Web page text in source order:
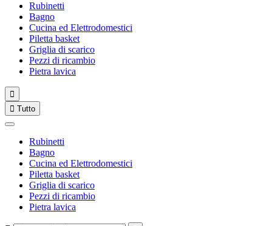
Rubinetti
Bagno
Cucina ed Elettrodomestici
Piletta basket
Griglia di scarico
Pezzi di ricambio
Pietra lavica

 Tutto
Rubinetti
Bagno
Cucina ed Elettrodomestici
Piletta basket
Griglia di scarico
Pezzi di ricambio
Pietra lavica